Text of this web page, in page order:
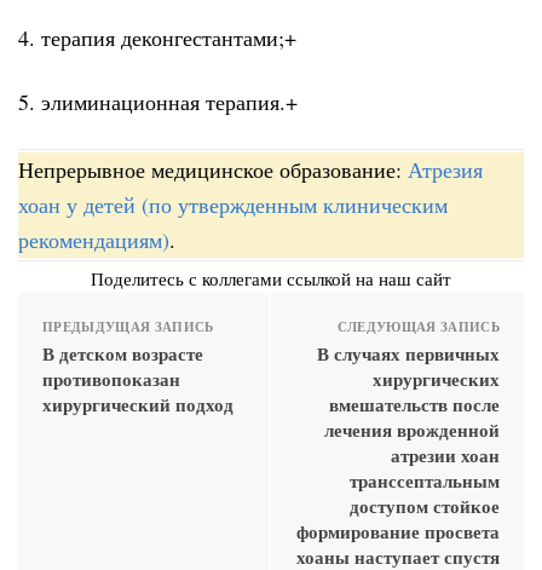
4. терапия деконгестантами;+
5. элиминационная терапия.+
Непрерывное медицинское образование: Атрезия
хоан у детей (по утвержденным клиническим
рекомендациям).
Поделитесь с коллегами ссылкой на наш сайт
ПРЕДЫДУЩАЯ ЗАПИСЬ
В детском возрасте
противопоказан
хирургический подход
СЛЕДУЮЩАЯ ЗАПИСЬ
В случаях первичных
хирургических
вмешательств после
лечения врожденной
атрезии хоан
транссептальным
доступом стойкое
формирование просвета
хоаны наступает спустя